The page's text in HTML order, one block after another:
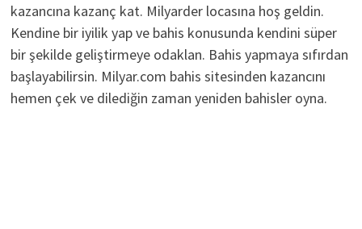
kazancına kazanç kat. Milyarder locasına hoş geldin.
Kendine bir iyilik yap ve bahis konusunda kendini süper
bir şekilde geliştirmeye odaklan. Bahis yapmaya sıfırdan
başlayabilirsin. Milyar.com bahis sitesinden kazancını
hemen çek ve dilediğin zaman yeniden bahisler oyna.